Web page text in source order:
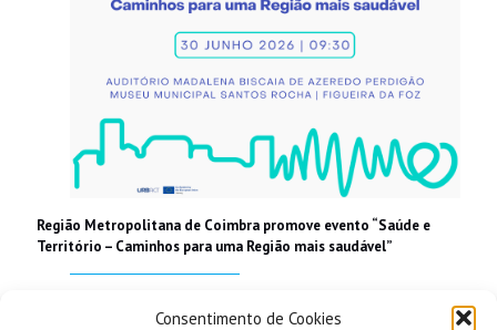
Consentimento de Cookies
Região Metropolitana de Coimbra promove evento “Saúde e
Território – Caminhos para uma Região mais saudável”
Read more